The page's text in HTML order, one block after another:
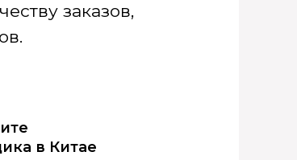
заказов,
в Китае